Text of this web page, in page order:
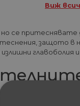
Виж
се
защото
не бива да